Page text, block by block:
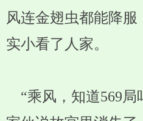
风连金翅虫都能降
实小看了人家。
“乘风，知道569局